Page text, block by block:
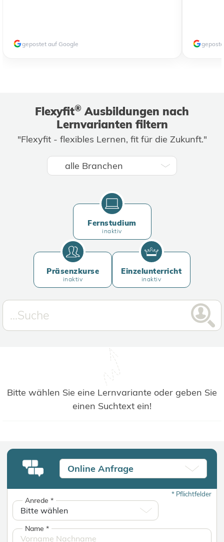
gepostet auf Google
Flexyfit® Ausbildungen nach
Lernvarianten filtern
"Flexyfit - flexibles Lernen, fit für die Zukunft."
Fernstudium
inaktiv
Präsenzkurse
inaktiv
Einzelunterricht
inaktiv
Bitte wählen Sie eine Lernvariante oder geben Sie
einen Suchtext ein!
Online Anfrage
*Pflichtfelder
Anrede*
Name*